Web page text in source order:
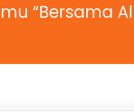
“Bersama